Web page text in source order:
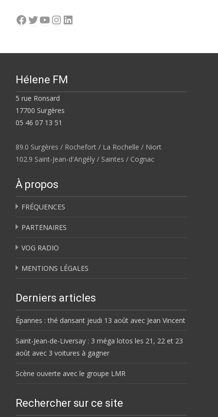
Facebook
Twitter
YouTube
Instagram
LinkedIn
Hélene FM
5 rue Ronsard
17700 Surgères
05 46 07 13 51
89.0 Surgères / Rochefort / La Rochelle / Niort
102.9 Saint-Jean-d'Angély / Saintes / Cognac
À propos
FRÉQUENCES
PARTENAIRES
VOG RADIO
MENTIONS LÉGALES
Derniers articles
Épannes : thé dansant jeudi 13 août avec Jean Vincent
Saint-Jean-de-Liversay : 3 méga lotos les 21, 22 et 23
août avec 3 voitures à gagner
Scène ouverte avec le groupe LMR
Rechercher sur ce site